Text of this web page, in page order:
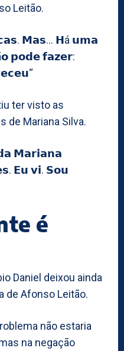
Leitão.
𝗠𝗮𝘀… 𝗛á 𝘂𝗺𝗮
𝗽𝗼𝗱𝗲 𝗳𝗮𝘇𝗲𝗿:
ter visto as
de Mariana Silva.
𝗠𝗮𝗿𝗶𝗮𝗻𝗮
𝗘𝘂 𝘃𝗶. 𝗦𝗼𝘂
é
Daniel deixou ainda
de Afonso Leitão.
não estaria
na negação